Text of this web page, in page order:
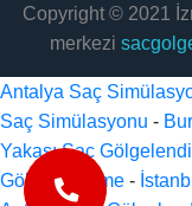
Copyright © 2021
merkezi
Antalya Saç
Saç Simülasyonu -
Yakası Saç
Gölgelendirme -